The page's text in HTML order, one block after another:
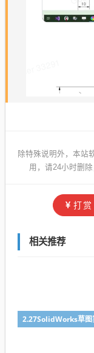
除特殊说明外，本站
用，请24小时删
打赏
相关推荐